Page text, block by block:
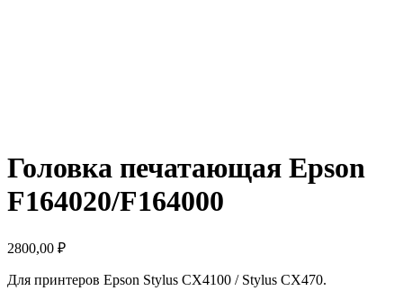
Головка печатающая Epson
F164020/F164000
2800,00 ₽
Для принтеров Epson Stylus CX4100 / Stylus CX470.